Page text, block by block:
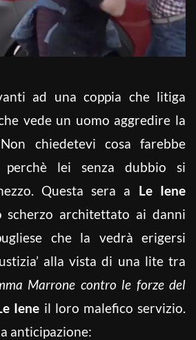
ad una coppia che litiga
vede un uomo aggredire la
chiedetevi cosa farebbe
perchè lei senza dubbio si
Questa sera a Le Iene
architettato ai danni
che la vedrà erigersi
alla vista di una lite tra
Marrone contro le forze del
Iene il loro malefico servizio.
anticipazione: